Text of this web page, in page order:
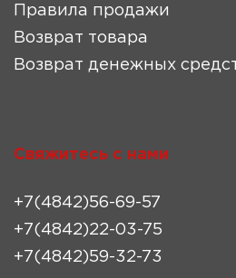
Правила продажи
Возврат товара
Возврат денежных
Свяжитесь с нами
+7(4842)56-69-57
+7(4842)22-03-75
+7(4842)59-32-73